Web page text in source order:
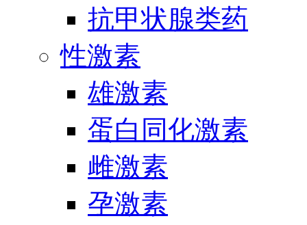
抗甲状腺类药
性激素
雄激素
蛋白同化激素
雌激素
孕激素